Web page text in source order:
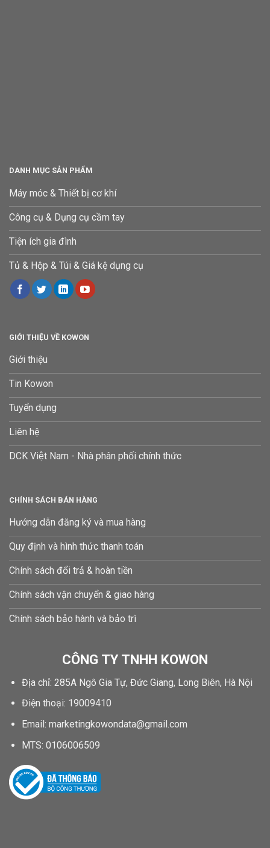
DANH MỤC SẢN PHẨM
Máy móc & Thiết bị cơ khí
Công cụ & Dụng cụ cầm tay
Tiện ích gia đình
Tủ & Hộp & Túi & Giá kệ dụng cụ
GIỚI THIỆU VỀ KOWON
Giới thiệu
Tin Kowon
Tuyển dụng
Liên hệ
DCK Việt Nam - Nhà phân phối chính thức
CHÍNH SÁCH BÁN HÀNG
Hướng dẫn đăng ký và mua hàng
Quy định và hình thức thanh toán
Chính sách đổi trả & hoàn tiền
Chính sách vận chuyển & giao hàng
Chính sách bảo hành và bảo trì
CÔNG TY TNHH KOWON
Địa chỉ: 285A Ngô Gia Tự, Đức Giang, Long Biên, Hà Nội
Điện thoại: 19009410
Email: marketingkowondata@gmail.com
MTS: 0106006509